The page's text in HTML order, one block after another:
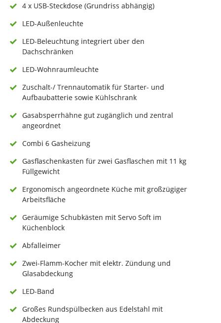
4 x USB-Steckdose (Grundriss abhängig)
LED-Außenleuchte
LED-Beleuchtung integriert über den
Dachschränken
LED-Wohnraumleuchte
Zuschalt-/ Trennautomatik für Starter- und
Aufbaubatterie sowie Kühlschrank
Gasabsperrhähne gut zugänglich und zentral
angeordnet
Combi 6 Gasheizung
Gasflaschenkasten für zwei Gasflaschen mit 11 kg
Füllgewicht
Ergonomisch angeordnete Küche mit großzügiger
Arbeitsfläche
Geräumige Schubkästen mit Servo Soft im
Küchenblock
Abfalleimer
Zwei-Flamm-Kocher mit elektr. Zündung und
Glasabdeckung
LED-Band
Großes Rundspülbecken aus Edelstahl mit
Abdeckung